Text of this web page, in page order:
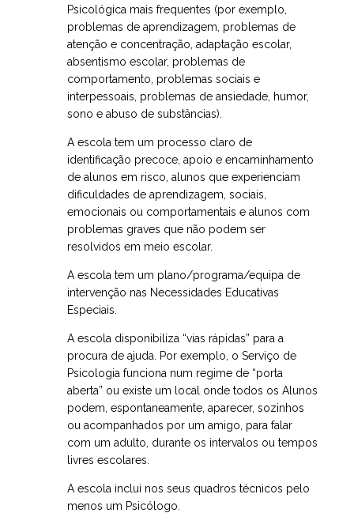
Psicológica mais frequentes (por exemplo,
problemas de aprendizagem, problemas de
atenção e concentração, adaptação escolar,
absentismo escolar, problemas de
comportamento, problemas sociais e
interpessoais, problemas de ansiedade, humor,
sono e abuso de substâncias).
A escola tem um processo claro de
identificação precoce, apoio e encaminhamento
de alunos em risco, alunos que experienciam
dificuldades de aprendizagem, sociais,
emocionais ou comportamentais e alunos com
problemas graves que não podem ser
resolvidos em meio escolar.
A escola tem um plano/programa/equipa de
intervenção nas Necessidades Educativas
Especiais.
A escola disponibiliza “vias rápidas” para a
procura de ajuda. Por exemplo, o Serviço de
Psicologia funciona num regime de “porta
aberta” ou existe um local onde todos os Alunos
podem, espontaneamente, aparecer, sozinhos
ou acompanhados por um amigo, para falar
com um adulto, durante os intervalos ou tempos
livres escolares.
A escola inclui nos seus quadros técnicos pelo
menos um Psicólogo.